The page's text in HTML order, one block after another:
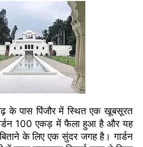
के पास पिंजौर में स्थित एक खूबसूरत
100 एकड़ में फैला हुआ है और यह
के लिए एक सुंदर जगह है। गार्डन